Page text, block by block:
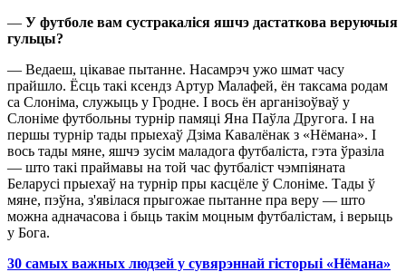
— У футболе вам сустракаліся яшчэ дастаткова веруючыя
гульцы?
— Ведаеш, цікавае пытанне. Насамрэч ужо шмат часу
прайшло. Ёсць такі ксендз Артур Малафей, ён таксама родам
са Слоніма, служыць у Гродне. І вось ён арганізоўваў у
Слоніме футбольны турнір памяці Яна Паўла Другога. І на
першы турнір тады прыехаў Дзіма Кавалёнак з «Нёмана». І
вось тады мяне, яшчэ зусім маладога футбаліста, гэта ўразіла
— што такі праймавы на той час футбаліст чэмпіяната
Беларусі прыехаў на турнір пры касцёле ў Слоніме. Тады ў
мяне, пэўна, з'явілася прыгожае пытанне пра веру — што
можна адначасова і быць такім моцным футбалістам, і верыць
у Бога.
30 самых важных людзей у сувярэннай гісторыі «Нёмана»